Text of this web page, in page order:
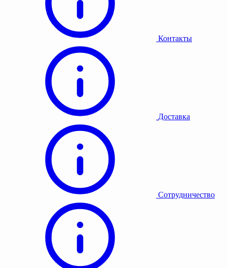
Контакты
Доставка
Сотрудничество